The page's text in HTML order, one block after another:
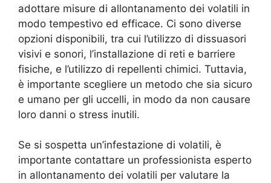
adottare misure di allontanamento dei volatili in
modo tempestivo ed efficace. Ci sono diverse
opzioni disponibili, tra cui l’utilizzo di dissuasori
visivi e sonori, l’installazione di reti e barriere
fisiche, e l’utilizzo di repellenti chimici. Tuttavia,
è importante scegliere un metodo che sia sicuro
e umano per gli uccelli, in modo da non causare
loro danni o stress inutili.
Se si sospetta un’infestazione di volatili, è
importante contattare un professionista esperto
in allontanamento dei volatili per valutare la